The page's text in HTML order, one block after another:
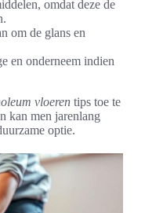
omdat deze de
om de glans en
en onderneem indien
vloeren tips toe te
kan men jarenlang
optie.